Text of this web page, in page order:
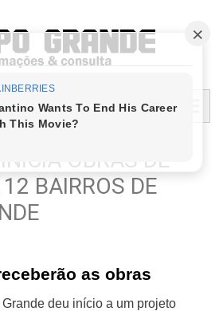
OBRAS DE
BAIRROS DE
as obras
deu início a um projeto